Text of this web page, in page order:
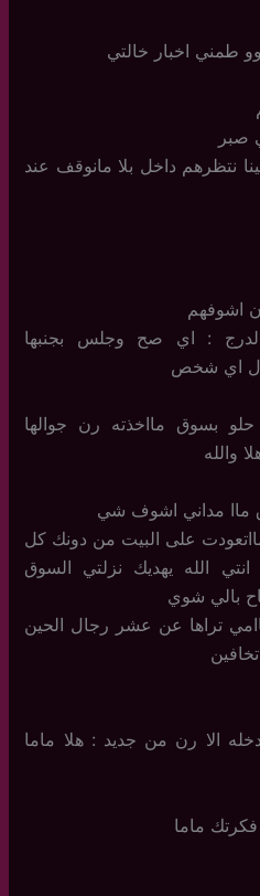
طمني اخبار خالتي
صبر
نتظرهم داخل بلا مانوقف عند
اشوفهم
: اي صح وجلس بجنبها
اي شخص
بسوق مااخذته رن جوالها
والله
ماا مداني اشوف شي
على البيت من دونك كل
الله يهديك نزلتي السوق
بالي شوي
تراها عن عشر رجال الحين
الا رن من جديد : هلا ماما
فكرتك ماما